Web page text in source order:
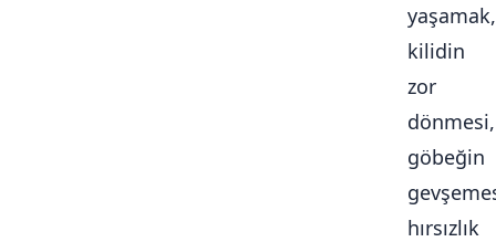
yaşamak,
kilidin
zor
dönmesi,
göbeğin
hırsızlık